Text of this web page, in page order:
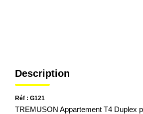
Description
Réf : G121
TREMUSON Appartement T4 Duplex